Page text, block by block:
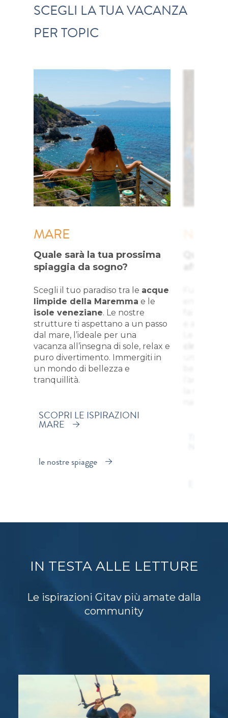
SCEGLI LA TUA VACANZA
PER TOPIC
MARE
Quale sarà la tua prossima
spiaggia da sogno?
Scegli il tuo paradiso tra le acque
limpide della Maremma e le
isole veneziane. Le nostre
strutture ti aspettano a un passo
dal mare, l’ideale per una
vacanza all’insegna di sole, relax e
puro divertimento. Immergiti in
un mondo di bellezza e
tranquillità.
SCOPRI LE ISPIRAZIONI
MARE
le nostre spiagge
IN TESTA ALLE LETTURE
Le ispirazioni Gitav più amate dalla
community